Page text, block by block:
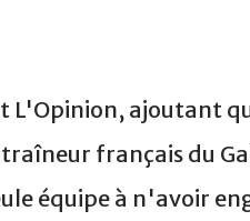
ajoutant
français du
équipe à n'avoir